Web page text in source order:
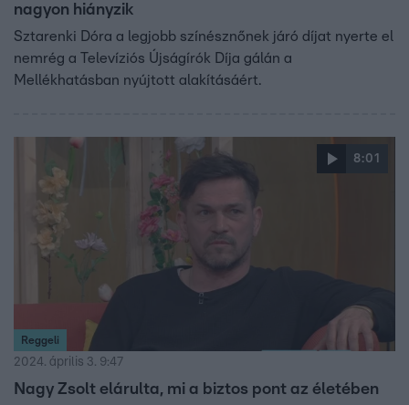
nagyon hiányzik
Sztarenki Dóra a legjobb színésznőnek járó díjat nyerte el
nemrég a Televíziós Újságírók Díja gálán a
Mellékhatásban nyújtott alakításáért.
8:01
Reggeli
2024. április 3. 9:47
Nagy Zsolt elárulta, mi a biztos pont az életében